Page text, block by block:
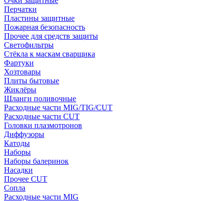
Перчатки
Пластины защитные
Пожарная безопасность
Прочее для средств защиты
Светофильтры
Стёкла к маскам сварщика
Фартуки
Хозтовары
Плиты бытовые
Жиклёры
Шланги поливочные
Расходные части MIG/TIG/CUT
Расходные части CUT
Головки плазмотронов
Диффузоры
Катоды
Наборы
Наборы балеринок
Насадки
Прочее CUT
Сопла
Расходные части MIG